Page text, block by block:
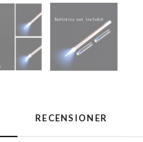
RECENSIONER